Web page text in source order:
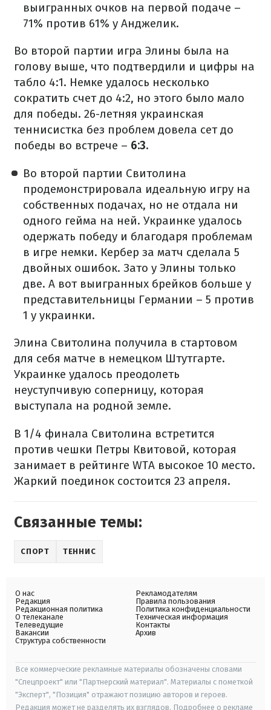
выигранных очков на первой подаче –
71% против 61% у Анджелик.
Во второй партии игра Элины была на
голову выше, что подтвердили и цифры на
табло 4:1. Немке удалось несколько
сократить счет до 4:2, но этого было мало
для победы. 26-летняя украинская
теннисистка без проблем довела сет до
победы во встрече – 6:3.
Во второй партии Свитолина
продемонстрировала идеальную игру на
собственных подачах, но не отдала ни
одного гейма на ней. Украинке удалось
одержать победу и благодаря проблемам
в игре немки. Кербер за матч сделала 5
двойных ошибок. Зато у Элины только
две. А вот выигранных брейков больше у
представительницы Германии – 5 против
1 у украинки.
Элина Свитолина получила в стартовом
для себя матче в немецком Штутгарте.
Украинке удалось преодолеть
неуступчивую соперницу, которая
выступала на родной земле.
В 1/4 финала Свитолина встретится
против чешки Петры Квитовой, которая
занимает в рейтинге WTA высокое 10 место.
Жаркий поединок состоится 23 апреля.
Связанные темы:
СПОРТ ТЕННИС
О нас
Редакция
Редакционная политика
О телеканале
Телеведущие
Вакансии
Структура собственности
Рекламодателям
Правила пользования
Политика конфиденциальности
Техническая информация
Контакты
Архив
Все коммерческие рекламные материалы обозначены словами
"Спецпроект" или "Партнерский материал". Материалы с пометкой
"Эксперт", "Позиция" отражают позицию авторов и героев.
Редакция может не разделять их взглядов. Подробнее о рекламе